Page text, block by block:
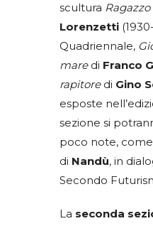
scultura
Lorenzetti
Quadriennale,
mare di Franco
rapitore di Gino
esposte
sezione si
poco note,
di Nandù, in
Secondo
La seconda